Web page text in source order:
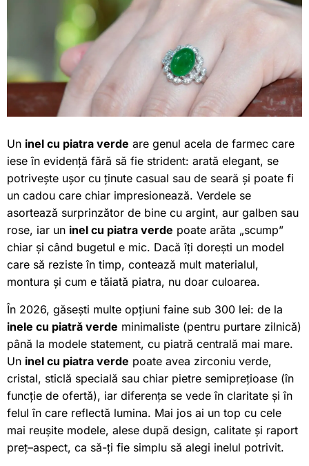
Un inel cu piatra verde are genul acela de farmec care
iese în evidență fără să fie strident: arată elegant, se
potrivește ușor cu ținute casual sau de seară și poate fi
un cadou care chiar impresionează. Verdele se
asortează surprinzător de bine cu argint, aur galben sau
rose, iar un inel cu piatra verde poate arăta „scump”
chiar și când bugetul e mic. Dacă îți dorești un model
care să reziste în timp, contează mult materialul,
montura și cum e tăiată piatra, nu doar culoarea.
În 2026, găsești multe opțiuni faine sub 300 lei: de la
inele cu piatră verde minimaliste (pentru purtare zilnică)
până la modele statement, cu piatră centrală mai mare.
Un inel cu piatra verde poate avea zirconiu verde,
cristal, sticlă specială sau chiar pietre semiprețioase (în
funcție de ofertă), iar diferența se vede în claritate și în
felul în care reflectă lumina. Mai jos ai un top cu cele
mai reușite modele, alese după design, calitate și raport
preț–aspect, ca să-ți fie simplu să alegi inelul potrivit.